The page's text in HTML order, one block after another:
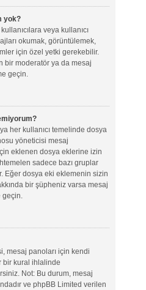
yok?
veya kullanıcı
okumak, görüntülemek,
için özel yetki gerekebilir.
bir moderatör ya da mesaj
geçin.
her kullanıcı temelinde dosya
yöneticisi mesaj
eklenen dosya eklerine izin
sadece bazı gruplar
Eğer dosya eki eklemenin sizin
bir şüpheniz varsa mesaj
geçin.
mesaj panoları için kendi
bir kural ihlalinde
Not: Bu durum, mesaj
ve phpBB Limited verilen